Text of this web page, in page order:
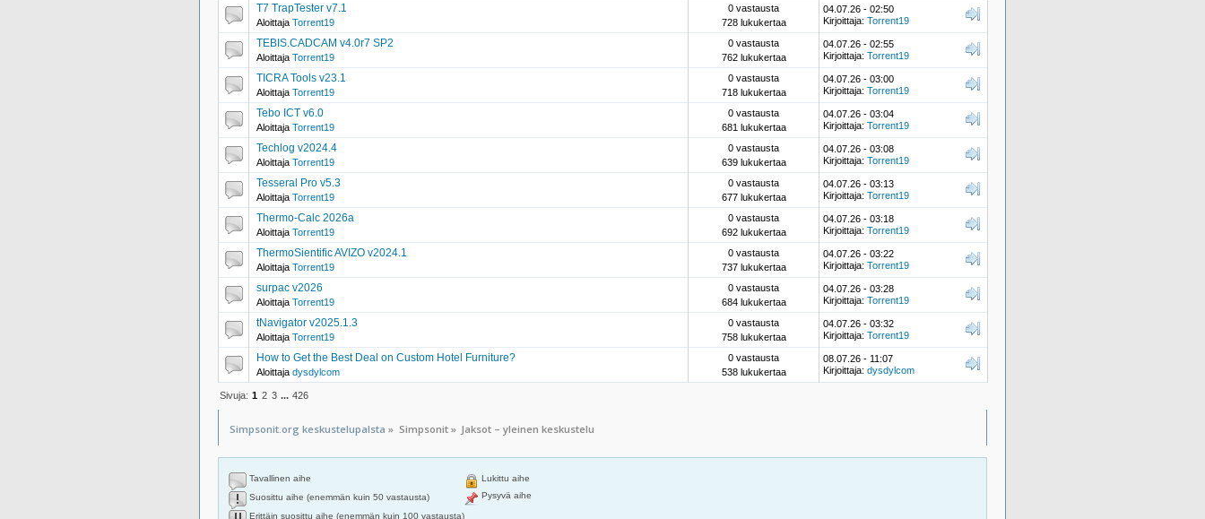
T7 TrapTester v7.1
Aloittaja Torrent19
0 vastausta
728 lukukertaa
04.07.26 - 02:50
Kirjoittaja: Torrent19
TEBIS.CADCAM v4.0r7 SP2
Aloittaja Torrent19
0 vastausta
762 lukukertaa
04.07.26 - 02:55
Kirjoittaja: Torrent19
TICRA Tools v23.1
Aloittaja Torrent19
0 vastausta
718 lukukertaa
04.07.26 - 03:00
Kirjoittaja: Torrent19
Tebo ICT v6.0
Aloittaja Torrent19
0 vastausta
681 lukukertaa
04.07.26 - 03:04
Kirjoittaja: Torrent19
Techlog v2024.4
Aloittaja Torrent19
0 vastausta
639 lukukertaa
04.07.26 - 03:08
Kirjoittaja: Torrent19
Tesseral Pro v5.3
Aloittaja Torrent19
0 vastausta
677 lukukertaa
04.07.26 - 03:13
Kirjoittaja: Torrent19
Thermo-Calc 2026a
Aloittaja Torrent19
0 vastausta
692 lukukertaa
04.07.26 - 03:18
Kirjoittaja: Torrent19
ThermoSientific AVIZO v2024.1
Aloittaja Torrent19
0 vastausta
737 lukukertaa
04.07.26 - 03:22
Kirjoittaja: Torrent19
surpac v2026
Aloittaja Torrent19
0 vastausta
684 lukukertaa
04.07.26 - 03:28
Kirjoittaja: Torrent19
tNavigator v2025.1.3
Aloittaja Torrent19
0 vastausta
758 lukukertaa
04.07.26 - 03:32
Kirjoittaja: Torrent19
How to Get the Best Deal on Custom Hotel Furniture?
Aloittaja dysdylcom
0 vastausta
538 lukukertaa
08.07.26 - 11:07
Kirjoittaja: dysdylcom
Sivuja: 1 2 3 ... 426
Simpsonit.org keskustelupalsta » Simpsonit» Jaksot – yleinen keskustelu
Tavallinen aihe
Suosittu aihe (enemmän kuin 50 vastausta)
Erittäin suosittu aihe (enemmän kuin 100 vastausta)
Lukittu aihe
Pysyvä aihe